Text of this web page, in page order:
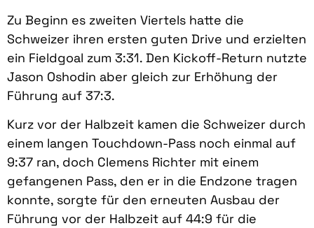
Zu Beginn es zweiten Viertels hatte die
Schweizer ihren ersten guten Drive und erzielten
ein Fieldgoal zum 3:31. Den Kickoff-Return nutzte
Jason Oshodin aber gleich zur Erhöhung der
Führung auf 37:3.
Kurz vor der Halbzeit kamen die Schweizer durch
einem langen Touchdown-Pass noch einmal auf
9:37 ran, doch Clemens Richter mit einem
gefangenen Pass, den er in die Endzone tragen
konnte, sorgte für den erneuten Ausbau der
Führung vor der Halbzeit auf 44:9 für die